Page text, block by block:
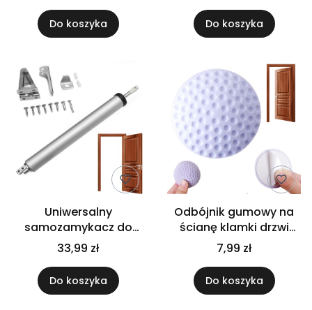
Do koszyka Do koszyka
Uniwersalny
samozamykacz do
drzwi funkcyjny
zamykacz drzwiowy
srebrny stal
33,99 zł
Do koszyka
Odbójnik gumowy na
ścianę klamki drzwi
samoprzylepny biały
osłona stoper
7,99 zł
Do koszyka